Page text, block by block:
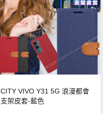
CITY VIVO Y31 5G 浪漫都會
支架皮套-藍色